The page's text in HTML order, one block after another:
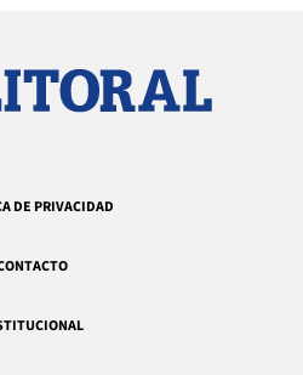
DE PRIVACIDAD